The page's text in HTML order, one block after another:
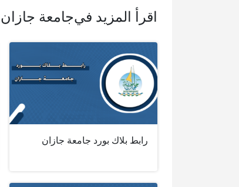
اقرأ المزيد فيجامعة جازان
رابط بلاك بورد جامعة جازان